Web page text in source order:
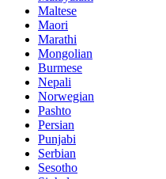
Maltese
Maori
Marathi
Mongolian
Burmese
Nepali
Norwegian
Pashto
Persian
Punjabi
Serbian
Sesotho